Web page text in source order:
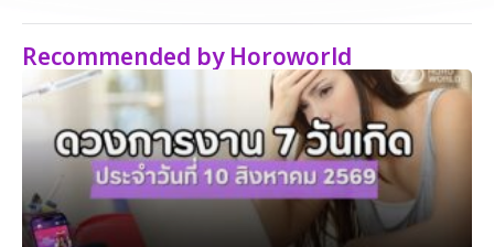
Recommended by Horoworld